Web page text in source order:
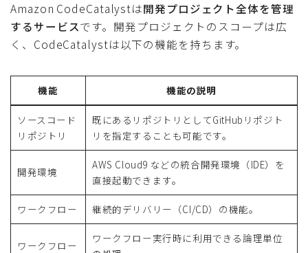
Amazon CodeCatalystは開発プロジェクト全体を管理
するサービスです。開発プロジェクトのスコープは広
く、CodeCatalystは以下の機能を持ちます。
機能 機能の説明
ソースコード
リポジトリ
既にあるリポジトリとしてGitHubリポジト
リを指定することも可能です。
開発環境
AWS Cloud9 などの統合開発環境（IDE）を
直接起動できます。
ワークフロー 継続的デリバリー（CI/CD）の機能。
ワークフロー
ワークフロー実行時に利用できる論理単位